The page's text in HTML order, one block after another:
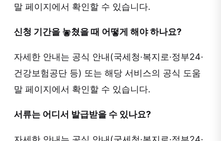
말 페이지에서 확인할 수 있습니다.
신청 기간을 놓쳤을 때 어떻게 해야 하나요?
자세한 안내는 공식 안내(국세청·복지로·정부24·
건강보험공단 등) 또는 해당 서비스의 공식 도움
말 페이지에서 확인할 수 있습니다.
서류는 어디서 발급받을 수 있나요?